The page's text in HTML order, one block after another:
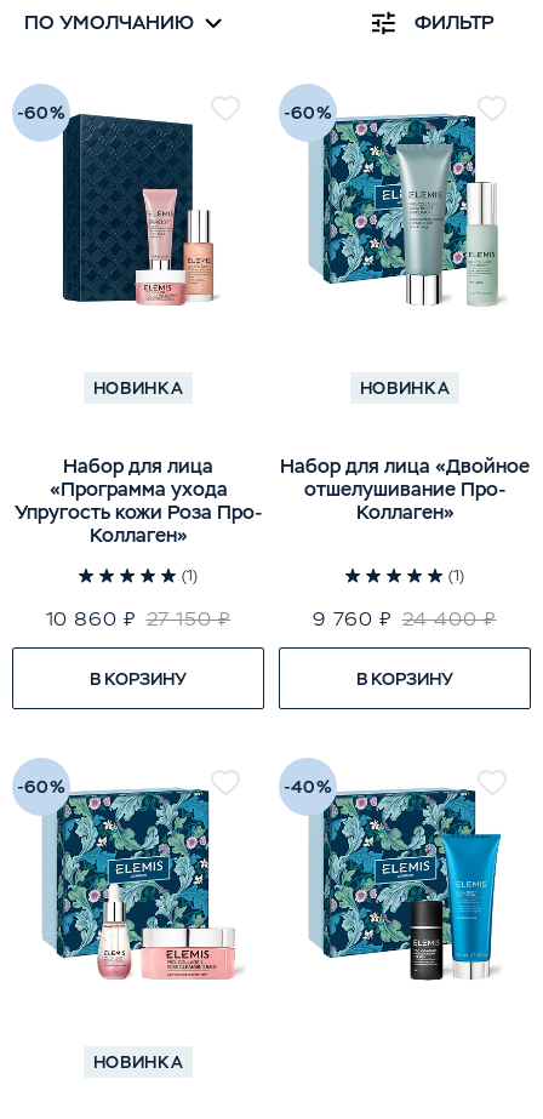
ПО УМОЛЧАНИЮ ФИЛЬТР
-60%
НОВИНКА
(1)
Набор для лица
«Программа ухода
Упругость кожи Роза Про-
Коллаген»
10 860 ₽ 27 150 ₽
В КОРЗИНУ
-60%
НОВИНКА
(1)
Набор для лица «Двойное
отшелушивание Про-
Коллаген»
9 760 ₽ 24 400 ₽
В КОРЗИНУ
-60%
НОВИНКА
-40%
Для Веганов
Антистресс
Сухая Кожа
Для Веганов
Сухая Кожа